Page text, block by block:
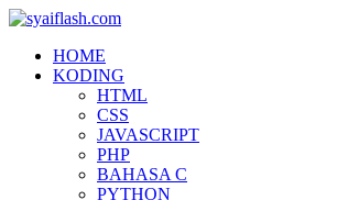
HOME
KODING
HTML
CSS
JAVASCRIPT
PHP
BAHASA C
PYTHON